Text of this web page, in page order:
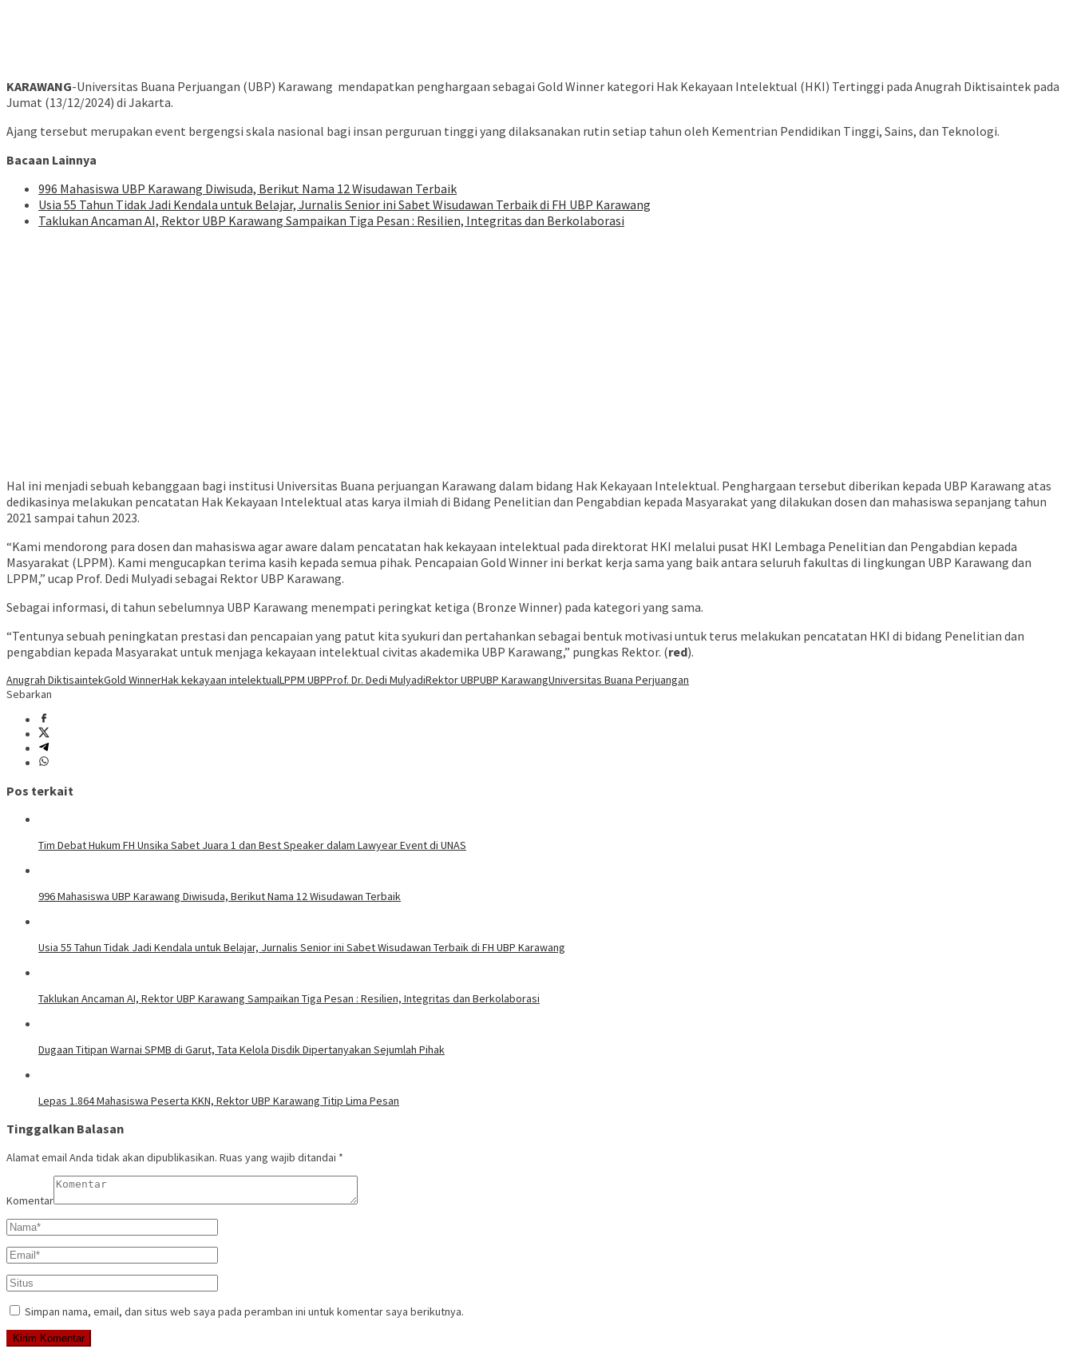
KARAWANG-Universitas Buana Perjuangan (UBP) Karawang mendapatkan penghargaan sebagai Gold Winner kategori Hak Kekayaan Intelektual (HKI) Tertinggi pada Anugrah Diktisaintek pada
Jumat (13/12/2024) di Jakarta.
Ajang tersebut merupakan event bergengsi skala nasional bagi insan perguruan tinggi yang dilaksanakan rutin setiap tahun oleh Kementrian Pendidikan Tinggi, Sains, dan Teknologi.
Bacaan Lainnya
996 Mahasiswa UBP Karawang Diwisuda, Berikut Nama 12 Wisudawan Terbaik
Usia 55 Tahun Tidak Jadi Kendala untuk Belajar, Jurnalis Senior ini Sabet Wisudawan Terbaik di FH UBP Karawang
Taklukan Ancaman AI, Rektor UBP Karawang Sampaikan Tiga Pesan : Resilien, Integritas dan Berkolaborasi
Hal ini menjadi sebuah kebanggaan bagi institusi Universitas Buana perjuangan Karawang dalam bidang Hak Kekayaan Intelektual. Penghargaan tersebut diberikan kepada UBP Karawang atas
dedikasinya melakukan pencatatan Hak Kekayaan Intelektual atas karya ilmiah di Bidang Penelitian dan Pengabdian kepada Masyarakat yang dilakukan dosen dan mahasiswa sepanjang tahun
2021 sampai tahun 2023.
“Kami mendorong para dosen dan mahasiswa agar aware dalam pencatatan hak kekayaan intelektual pada direktorat HKI melalui pusat HKI Lembaga Penelitian dan Pengabdian kepada
Masyarakat (LPPM). Kami mengucapkan terima kasih kepada semua pihak. Pencapaian Gold Winner ini berkat kerja sama yang baik antara seluruh fakultas di lingkungan UBP Karawang dan
LPPM,” ucap Prof. Dedi Mulyadi sebagai Rektor UBP Karawang.
Sebagai informasi, di tahun sebelumnya UBP Karawang menempati peringkat ketiga (Bronze Winner) pada kategori yang sama.
“Tentunya sebuah peningkatan prestasi dan pencapaian yang patut kita syukuri dan pertahankan sebagai bentuk motivasi untuk terus melakukan pencatatan HKI di bidang Penelitian dan
pengabdian kepada Masyarakat untuk menjaga kekayaan intelektual civitas akademika UBP Karawang,” pungkas Rektor. (red).
Anugrah DiktisaintekGold WinnerHak kekayaan intelektualLPPM UBPProf. Dr. Dedi MulyadiRektor UBPUBP KarawangUniversitas Buana Perjuangan
Sebarkan
Pos terkait
Tim Debat Hukum FH Unsika Sabet Juara 1 dan Best Speaker dalam Lawyear Event di UNAS
996 Mahasiswa UBP Karawang Diwisuda, Berikut Nama 12 Wisudawan Terbaik
Usia 55 Tahun Tidak Jadi Kendala untuk Belajar, Jurnalis Senior ini Sabet Wisudawan Terbaik di FH UBP Karawang
Taklukan Ancaman AI, Rektor UBP Karawang Sampaikan Tiga Pesan : Resilien, Integritas dan Berkolaborasi
Dugaan Titipan Warnai SPMB di Garut, Tata Kelola Disdik Dipertanyakan Sejumlah Pihak
Lepas 1.864 Mahasiswa Peserta KKN, Rektor UBP Karawang Titip Lima Pesan
Tinggalkan Balasan
Alamat email Anda tidak akan dipublikasikan. Ruas yang wajib ditandai *
Komentar
Simpan nama, email, dan situs web saya pada peramban ini untuk komentar saya berikutnya.